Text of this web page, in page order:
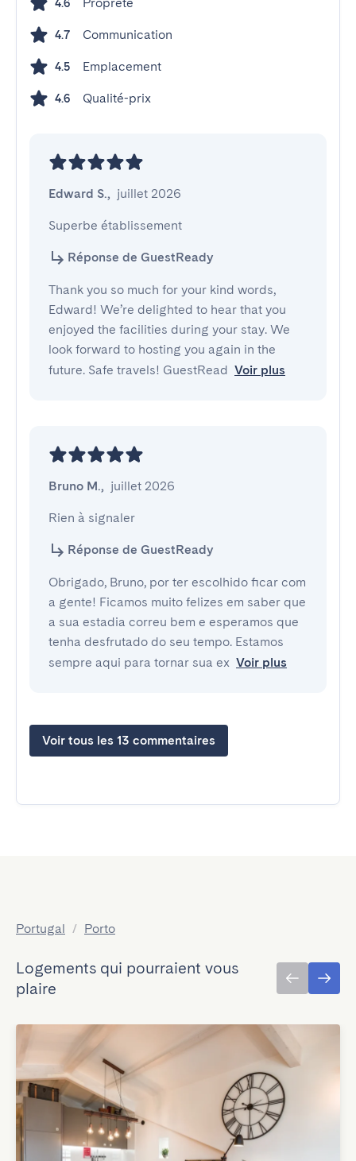
4.6
4.7 Communication
4.5 Emplacement
4.6 Qualité-prix
Edward S., juillet 2026
Superbe établissement
Réponse de GuestReady
Thank you so much for your kind words,
Edward! We’re delighted to hear that you
enjoyed the facilities during your stay. We
look forward to hosting you again in the
future. Safe travels! GuestRead Voir plus
Bruno M., juillet 2026
Rien à signaler
Réponse de GuestReady
Obrigado, Bruno, por ter escolhido ficar com
a gente! Ficamos muito felizes em saber que
a sua estadia correu bem e esperamos que
tenha desfrutado do seu tempo. Estamos
sempre aqui para tornar sua ex Voir plus
Voir tous les 13 commentaires
Portugal / Porto
Logements qui pourraient vous
plaire